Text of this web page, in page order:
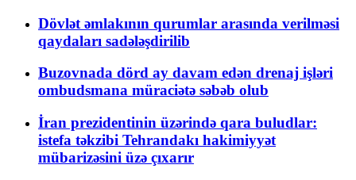
Dövlət əmlakının qurumlar arasında verilməsi
qaydaları sadələşdirilib
Buzovnada dörd ay davam edən drenaj işləri
ombudsmana müraciətə səbəb olub
İran prezidentinin üzərində qara buludlar:
istefa təkzibi Tehrandakı hakimiyyət
mübarizəsini üzə çıxarır